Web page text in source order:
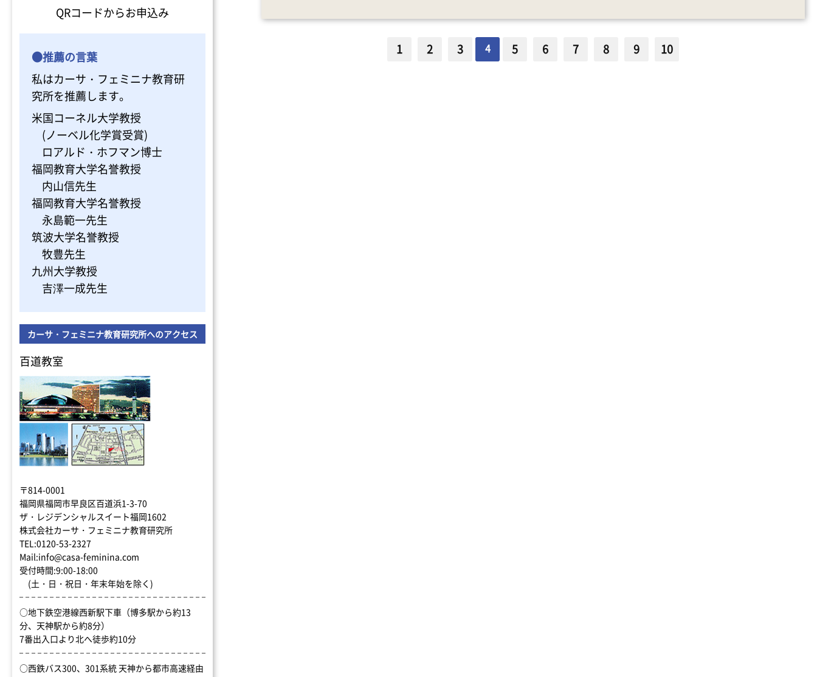
1 2 3 4 5 6 7 8 9 10
QRコードからお申込み
●推薦の言葉
私はカーサ・フェミニナ教育研
究所を推薦します。
米国コーネル大学教授
(ノーベル化学賞受賞)
ロアルド・ホフマン博士
福岡教育大学名誉教授
内山信先生
福岡教育大学名誉教授
永島範一先生
筑波大学名誉教授
牧豊先生
九州大学教授
吉澤一成先生
カーサ・フェミニナ教育研究所へのアクセス
百道教室
〒814-0001
福岡県福岡市早良区百道浜1-3-70
ザ・レジデンシャルスイート福岡1602
株式会社カーサ・フェミニナ教育研究所
TEL:0120-53-2327
Mail:info@casa-feminina.com
受付時間:9:00-18:00
(土・日・祝日・年末年始を除く)
○地下鉄空港線西新駅下車（博多駅から約13
分、天神駅から約8分）
7番出入口より北へ徒歩約10分
○西鉄バス300、301系統 天神から都市高速経由